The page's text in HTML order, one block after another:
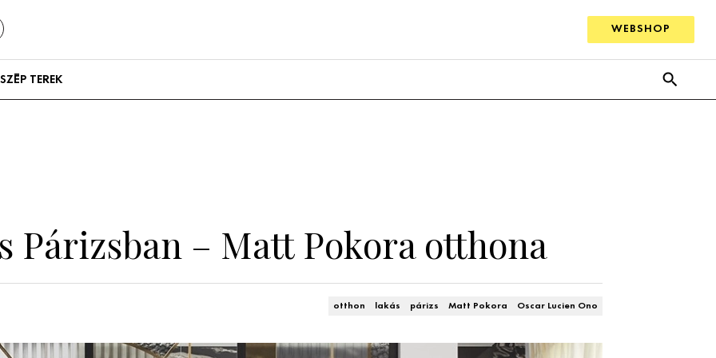
WEBSHOP
SZÉP TEREK
Párizsban – Matt Pokora otthona
otthon lakás párizs Matt Pokora Oscar Lucien Ono